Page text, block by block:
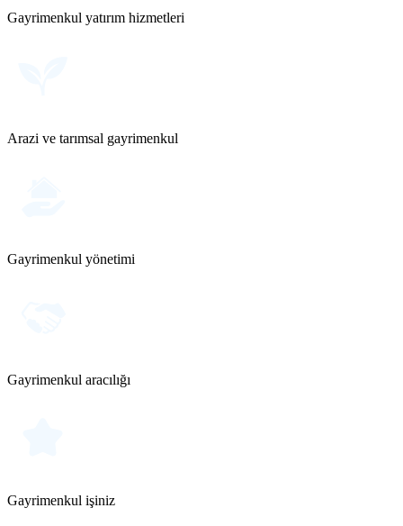
Gayrimenkul yatırım hizmetleri
Arazi ve tarımsal gayrimenkul
Gayrimenkul yönetimi
Gayrimenkul aracılığı
Gayrimenkul işiniz